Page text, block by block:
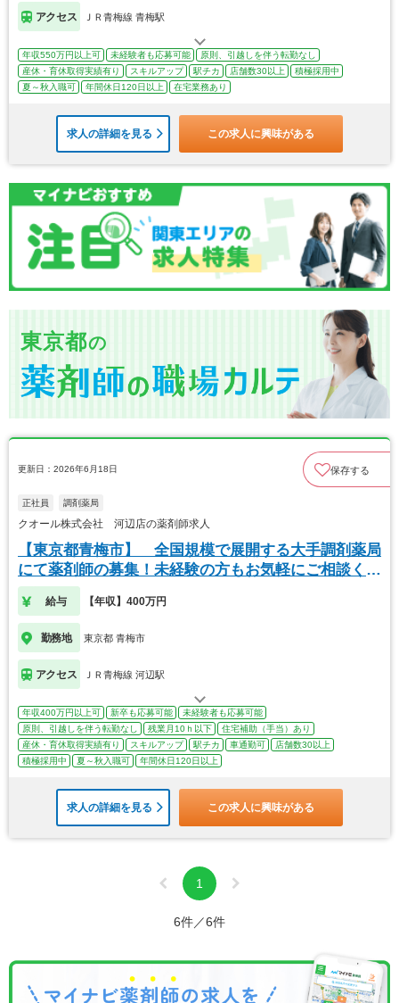
アクセス ＪＲ青梅線 青梅駅
年収550万円以上可 未経験者も応募可能
原則、引越しを伴う転勤なし
産休・育休取得実績有り
スキルアップ 駅チカ 店舗数30以上
積極採用中
夏～秋入職可
年間休日120日以上 在宅業務あり
求人の詳細を見る この求人に興味がある
東京都の
更新日：2026年6月18日 保存する
正社員 調剤薬局
クオール株式会社 河辺店の薬剤師求人
【東京都青梅市】 全国規模で展開する大手調剤薬局
にて薬剤師の募集！未経験の方もお気軽にご相談くだ
さい
給与 【年収】400万円
勤務地 東京都 青梅市
アクセス ＪＲ青梅線 河辺駅
年収400万円以上可 新卒も応募可能
未経験者も応募可能
原則、引越しを伴う転勤なし
残業月10ｈ以下
住宅補助（手当）あり
産休・育休取得実績有り
スキルアップ 駅チカ 車通勤可
店舗数30以上
積極採用中
夏～秋入職可 年間休日120日以上
求人の詳細を見る この求人に興味がある
1
6件／6件